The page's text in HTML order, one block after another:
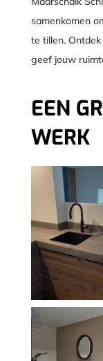
samenkomen
te tillen.
geef jouw
EEN
WERK